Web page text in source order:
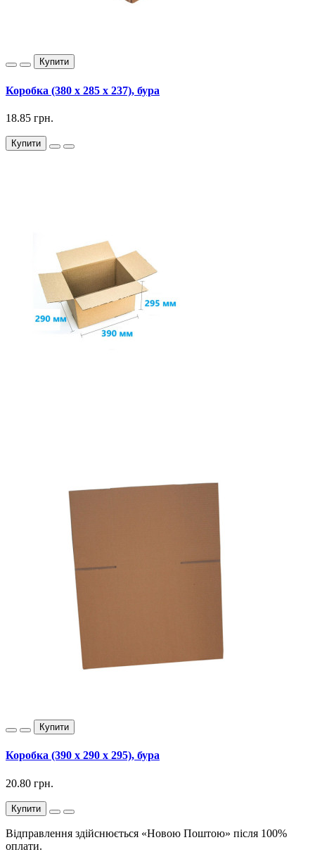
Купити
Коробка (380 х 285 х 237), бура
18.85 грн.
Купити
Купити
Коробка (390 х 290 х 295), бура
20.80 грн.
Купити
Відправлення здійснюється «Новою Поштою» після 100%
оплати.